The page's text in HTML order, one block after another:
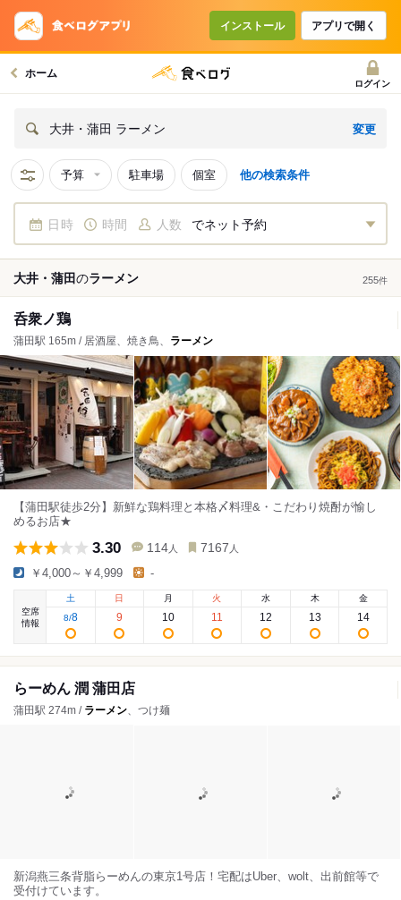
インストール アプリで開く
ホーム
ログイン
大井・蒲田 ラーメン 変更
予算 駐車場 個室 他の検索条件
日時 時間 人数 でネット予約
大井・蒲田のラーメン 255件
呑衆ノ鶏
蒲田駅 165m / 居酒屋、焼き鳥、 ラーメン
【蒲田駅徒歩2分】新鮮な鶏料理と本格〆料理&・こだわり焼酎が愉し
めるお店★
3.30 114 人 7167 人
￥4,000～￥4,999 -
空席
情報
土
8/8
日
9
月
10
火
11
水
12
木
13
金
14
らーめん 潤 蒲田店
蒲田駅 274m / ラーメン、つけ麺
新潟燕三条背脂らーめんの東京1号店！宅配はUber、wolt、出前館等で
受付けています。